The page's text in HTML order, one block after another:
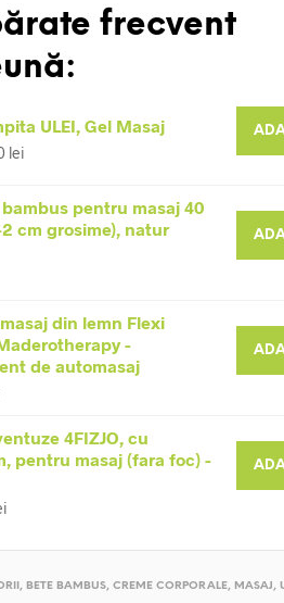
frecvent
ULEI, Gel Masaj
lei
pentru masaj 40
2 cm grosime), natur
din lemn Flexi
-
de automasaj
4FIZJO, cu
pentru masaj (fara foc) -
, BETE BAMBUS, CREME CORPORALE, MASAJ,